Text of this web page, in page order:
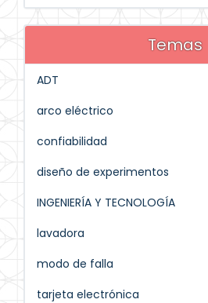
Temas
ADT
arco eléctrico
confiabilidad
diseño de experimentos
INGENIERÍA Y TECNOLOGÍA
lavadora
modo de falla
tarjeta electrónica